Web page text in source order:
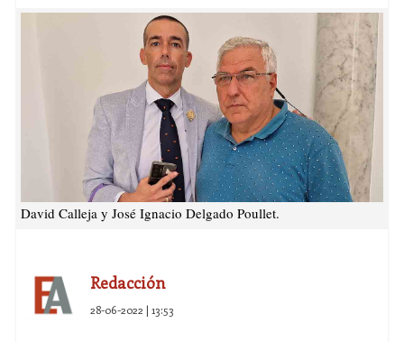
David Calleja y José Ignacio Delgado Poullet.
Redacción
28-06-2022 | 13:53